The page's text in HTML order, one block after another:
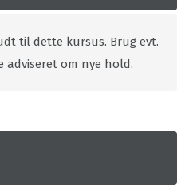
til dette kursus. Brug evt.
om nye hold.